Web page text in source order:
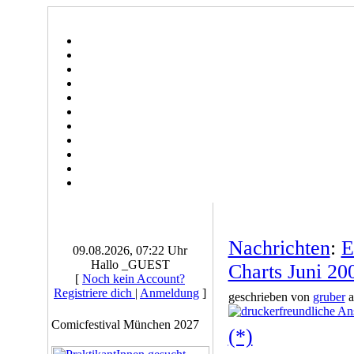
09.08.2026, 07:22 Uhr
Hallo _GUEST
[ Noch kein Account?
Registriere dich | Anmeldung ]
Comicfestival München 2027
Nachrichten:
Charts Juni
geschrieben von gruber
(*)